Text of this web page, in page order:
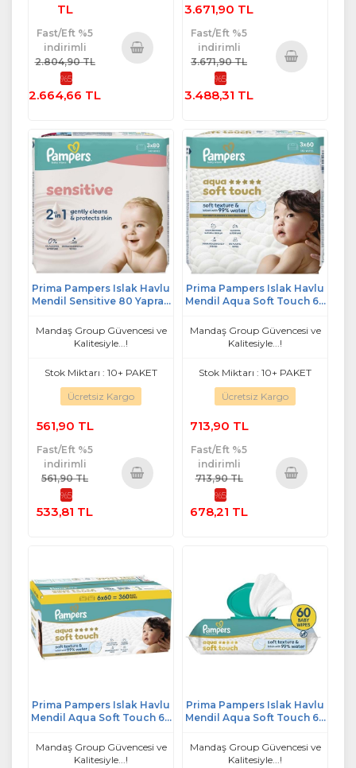
TL
Fast/Eft %5
indirimli
2.804,90 TL
%5
2.664,66 TL
3.671,90 TL
Fast/Eft %5
indirimli
3.671,90 TL
%5
3.488,31 TL
Prima Pampers Islak Havlu
Mendil Sensitive 80 Yaprak
Mandaş Group Güvencesi ve
Kalitesiyle...!
Stok Miktarı : 10+ PAKET
Ücretsiz Kargo
561,90 TL
Fast/Eft %5
indirimli
561,90 TL
%5
533,81 TL
Prima Pampers Islak Havlu
Mendil Aqua Soft Touch 60
Mandaş Group Güvencesi ve
Kalitesiyle...!
Stok Miktarı : 10+ PAKET
Ücretsiz Kargo
713,90 TL
Fast/Eft %5
indirimli
713,90 TL
%5
678,21 TL
Prima Pampers Islak Havlu
Mendil Aqua Soft Touch 60
Mandaş Group Güvencesi ve
Kalitesiyle...!
Prima Pampers Islak Havlu
Mendil Aqua Soft Touch 60
Mandaş Group Güvencesi ve
Kalitesiyle...!